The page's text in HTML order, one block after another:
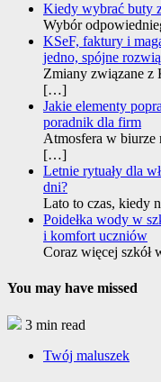
Kiedy wybrać buty
Wybór
KSeF, faktury i
jedno, spójne
Zmiany związane z
[…]
Jakie elementy
poradnik dla firm
Atmosfera w biurze
[…]
Letnie rytuały dla
dni?
Lato to czas, kiedy
Poidełka wody w
i komfort uczniów
Coraz więcej szkół
You may have missed
3 min read
Twój maluszek